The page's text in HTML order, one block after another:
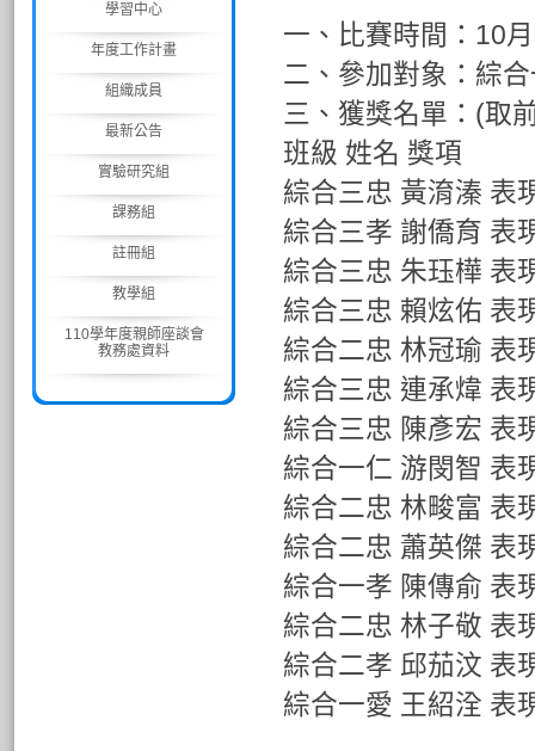
學習中心
年度工作計畫
組織成員
最新公告
實驗研究組
課務組
註冊組
教學組
110學年度親師座談會
教務處資料
一、比賽時間：10
二、參加對象：綜
三、獲獎名單：(取
班級 姓名 獎項
綜合三忠 黃淯溱 表
綜合三孝 謝僑育 表
綜合三忠 朱珏樺 表
綜合三忠 賴炫佑 表
綜合二忠 林冠瑜 表
綜合三忠 連承煒 表
綜合三忠 陳彥宏 表
綜合一仁 游閔智 表
綜合二忠 林畯富 表
綜合二忠 蕭英傑 表
綜合一孝 陳傳俞 表
綜合二忠 林子敬 表
綜合二孝 邱茄汶 表
綜合一愛 王紹洤 表